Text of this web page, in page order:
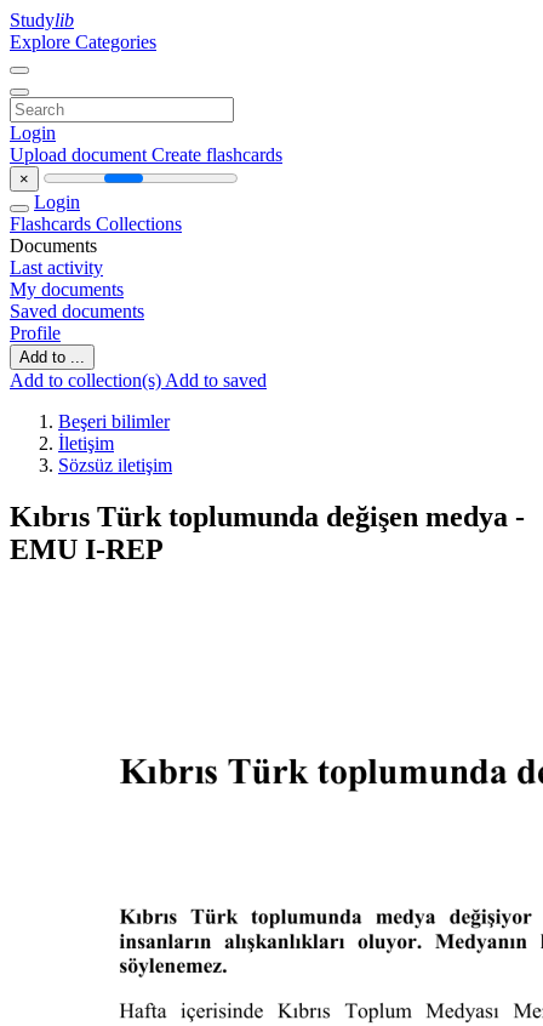
Studylib
Explore Categories
Login
Upload document Create flashcards
×
Login
Flashcards Collections
Documents
Last activity
My documents
Saved documents
Profile
Add to ...
Add to collection(s) Add to saved
Beşeri bilimler
İletişim
Sözsüz iletişim
Kıbrıs Türk toplumunda değişen medya -
EMU I-REP